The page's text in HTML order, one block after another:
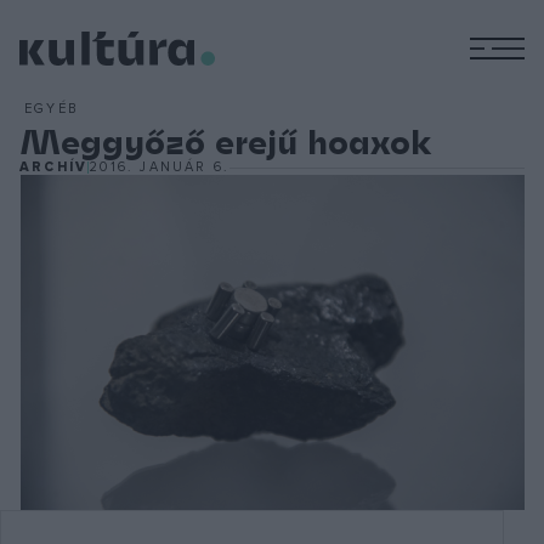
EGYÉB
Meggyőző erejű hoaxok
ARCHÍV2016. JANUÁR 6.